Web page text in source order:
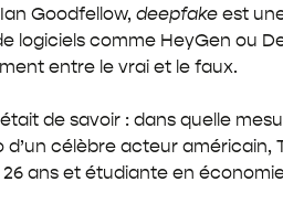
Goodfellow, deepfake est
logiciels comme HeyGen ou
entre le vrai et le faux.
de savoir : dans quelle
célèbre acteur américain,
26 ans et étudiante en